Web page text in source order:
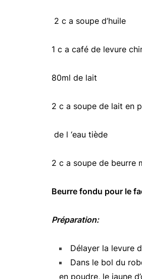
2 c a soupe d’huile
1 c a café de levure
80ml de lait
2 c a soupe de lait en
de l ‘eau tiède
2 c a soupe de beurre
Beurre fondu pour le
Préparation:
Délayer la levure
Dans le bol du
en poudre, le jaune